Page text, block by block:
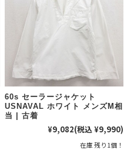
ら探す
ザ・ノース・フェ
パタゴニア
ディッキーズ
60s セーラージャケット
USNAVAL ホワイト メンズM相
当 | 古着
¥9,082(税込 ¥9,990)
在庫 残り1個！